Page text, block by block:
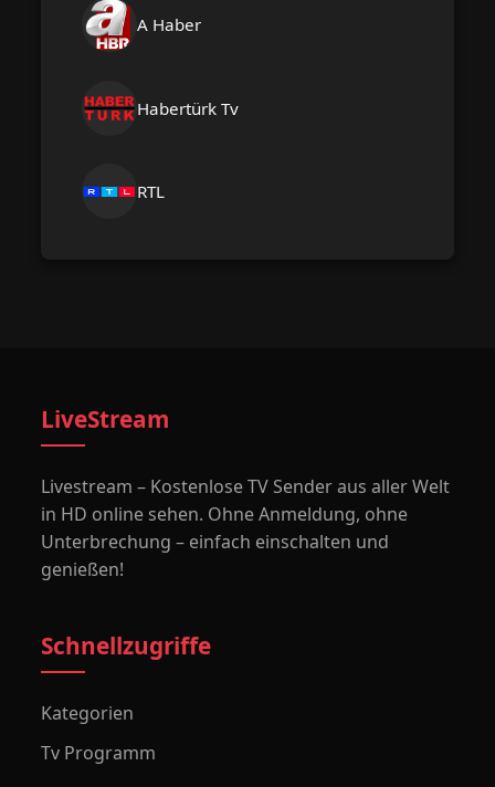
A Haber
Habertürk Tv
RTL
LiveStream
Livestream – Kostenlose TV Sender aus aller Welt
in HD online sehen. Ohne Anmeldung, ohne
Unterbrechung – einfach einschalten und
genießen!
Schnellzugriffe
Kategorien
Tv Programm